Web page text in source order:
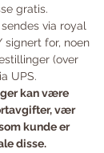
gratis.
via royal
for, noen
(over
UPS.
kan være
vær
kunde er
disse.